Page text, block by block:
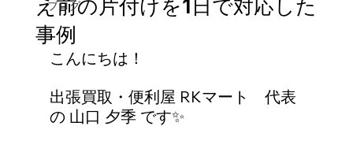
ブログ
え前の片付けを1日で対応した
事例
こんにちは！
出張買取・便利屋 RKマート　代表
の 山口 夕季 です✨